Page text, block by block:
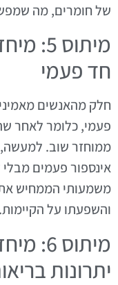
של חומרים, מה
מיתוס
חד פעמי
חלק מהאנשים
פעמי, כלומר לאחר
ממוחזר שוב. למעשה,
אינספור פעמים מבלי
משמעותי הממחיש
והשפעתו על הקיימות.
מיתוס
יתרונות